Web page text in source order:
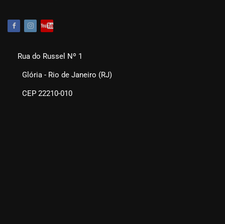
Rua do Russel Nº 1
Glória - Rio de Janeiro (RJ)
CEP 22210-010